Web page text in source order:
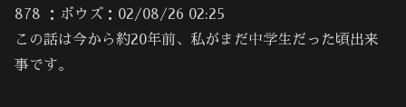
878 ：ボウズ：02/08/26 02:25
この話は今から約20年前、私がまだ中学生だった頃出来
事です。